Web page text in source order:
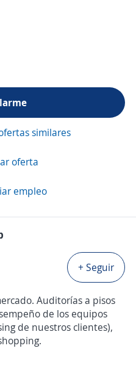
similares
oferta
empleo
+ Seguir
Auditorías a pisos
de los equipos
de nuestros clientes),